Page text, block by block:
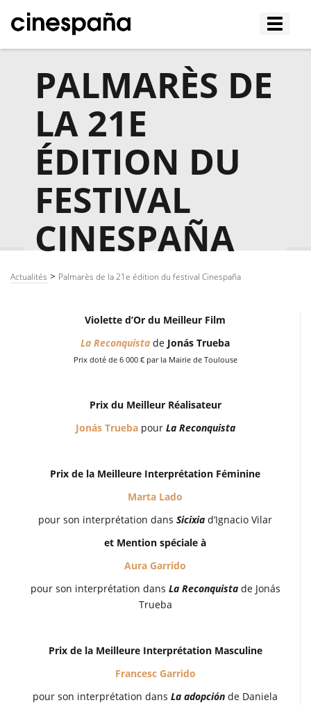
Afficher
PALMARÈS DE
LA 21E
ÉDITION DU
FESTIVAL
CINESPAÑA
Actualités > Palmarès de la 21e édition du festival Cinespaña
Violette d’Or du Meilleur Film
La Reconquista de Jonás Trueba
Prix doté de 6 000 € par la Mairie de Toulouse
Prix du Meilleur Réalisateur
Jonás Trueba pour La Reconquista
Prix de la Meilleure Interprétation Féminine
Marta Lado
pour son interprétation dans Sicixia d’Ignacio Vilar
et Mention spéciale à
Aura Garrido
pour son interprétation dans La Reconquista de Jonás
Trueba
Prix de la Meilleure Interprétation Masculine
Francesc Garrido
pour son interprétation dans La adopción de Daniela